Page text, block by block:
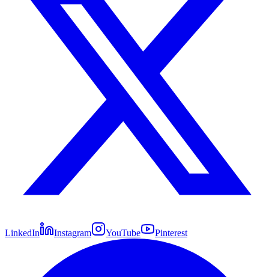
LinkedIn Instagram YouTube Pinterest